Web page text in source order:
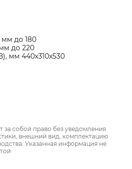
до 180
до 220
мм 440х310х530
за собой право без уведомления
внешний вид, комплектацию
Указанная информация не